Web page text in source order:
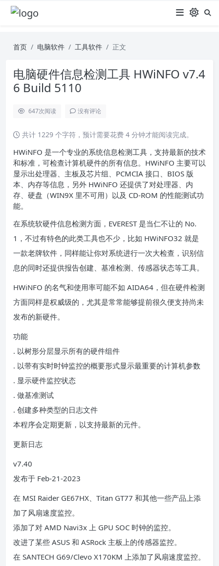
首页 电脑软件 工具软件 正文
电脑硬件信息检测工具 HWiNFO v7.4
6 Build 5110
647次阅读 没有评论
共计 1229 个字符，预计需要花费 4 分钟才能阅读完成。
HWiNFO 是一个专业的系统信息检测工具，支持最新的技术
和标准，可检查计算机硬件的所有信息。HWiNFO 主要可以
显示出处理器、主板及芯片组、PCMCIA 接口、BIOS 版
本、内存等信息，另外 HWiNFO 还提供了对处理器、内
存、硬盘（WIN9X 里不可用）以及 CD-ROM 的性能测试功
能。
在系统软硬件信息检测方面，EVEREST 是当仁不让的 No.
1，不过有特色的此类工具也不少，比如 HWiNFO32 就是
一款老牌软件，同样能让你对系统进行一次大检查，识别信
息的同时还提供报告创建、基准检测、传感器状态等工具。
HWiNFO 的名气和使用率可能不如 AIDA64，但在硬件检测
方面同样是权威级的，尤其是常常能够提前很久便支持尚未
发布的新硬件。
功能
. 以树形分层显示所有的硬件组件
. 以带有实时时钟监控的概要形式显示最重要的计算机参数
. 显示硬件监控状态
. 做基准测试
. 创建多种类型的日志文件
本程序会定期更新，以支持最新的元件。
更新日志
v7.40
发布于 Feb-21-2023
在 MSI Raider GE67HX、Titan GT77 和其他一些产品上添
加了风扇速度监控。
添加了对 AMD Navi3x 上 GPU SOC 时钟的监控。
改进了某些 ASUS 和 ASRock 主板上的传感器监控。
在 SANTECH G69/Clevo X170KM 上添加了风扇速度监控。